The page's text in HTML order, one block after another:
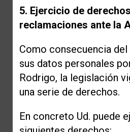
5. Ejercicio de
reclamaciones ante la
Como consecuencia
sus datos personales
Rodrigo, la legislación
una serie de derechos.
En concreto Ud. puede